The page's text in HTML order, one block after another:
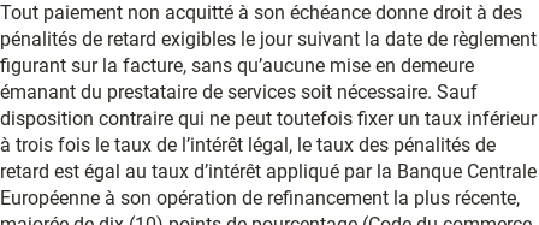
Tout paiement non acquitté à son échéance donne droit à des
pénalités de retard exigibles le jour suivant la date de règlement
figurant sur la facture, sans qu’aucune mise en demeure
émanant du prestataire de services soit nécessaire. Sauf
disposition contraire qui ne peut toutefois fixer un taux inférieur
à trois fois le taux de l’intérêt légal, le taux des pénalités de
retard est égal au taux d’intérêt appliqué par la Banque Centrale
Européenne à son opération de refinancement la plus récente,